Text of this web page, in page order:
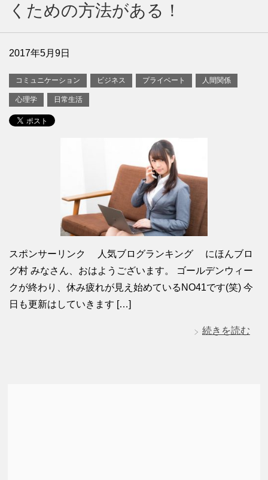
くための方法がある！
2017年5月9日
コミュニケーション ビジネス プライベート 人間関係
心理学 日常生活
スポンサーリンク 人気ブログランキング にほんブロ
グ村 みなさん、おはようございます。 ゴールデンウィー
クが終わり、休み疲れが見え始めているNO41です(笑) 今
日も更新はしていきます […]
続きを読む